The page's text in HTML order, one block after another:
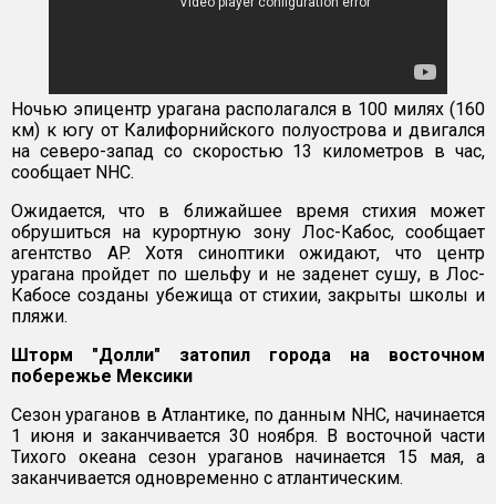
Ночью эпицентр урагана располагался в 100 милях (160
км) к югу от Калифорнийского полуострова и двигался
на северо-запад со скоростью 13 километров в час,
сообщает NHC.
Ожидается, что в ближайшее время стихия может
обрушиться на курортную зону Лос-Кабос, сообщает
агентство AP. Хотя синоптики ожидают, что центр
урагана пройдет по шельфу и не заденет сушу, в Лос-
Кабосе созданы убежища от стихии, закрыты школы и
пляжи.
Шторм "Долли" затопил города на восточном
побережье Мексики
Сезон ураганов в Атлантике, по данным NHC, начинается
1 июня и заканчивается 30 ноября. В восточной части
Тихого океана сезон ураганов начинается 15 мая, а
заканчивается одновременно с атлантическим.